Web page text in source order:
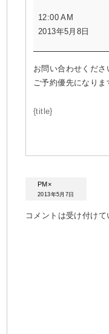
12:00 AM
2013年5月8日
お問い合わせくださ
ご予約優先になり
{title}
PM×
2013年5月7日
コメントは受け付け